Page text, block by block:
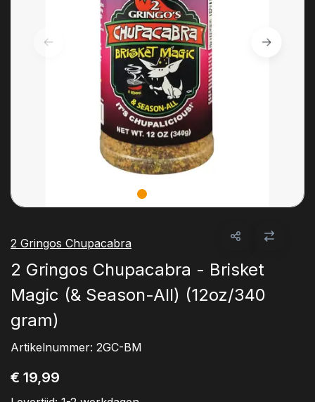
2 Gringos Chupacabra
2 Gringos Chupacabra - Brisket
Magic (& Season-All) (12oz/340
gram)
Artikelnummer: 2GC-BM
€ 19,99